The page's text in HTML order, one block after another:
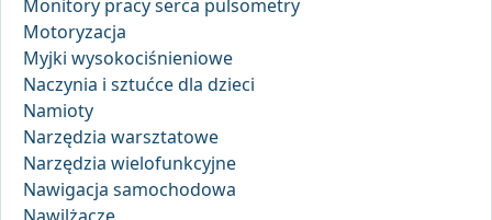
Monitory pracy serca pulsometry
Motoryzacja
Myjki wysokociśnieniowe
Naczynia i sztućce dla dzieci
Namioty
Narzędzia warsztatowe
Narzędzia wielofunkcyjne
Nawigacja samochodowa